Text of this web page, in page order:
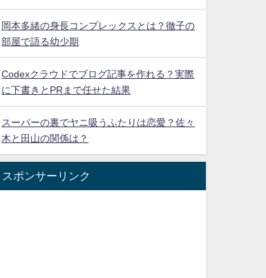
岡本多緒の身長コンプレックスとは？徹子の
部屋で語る幼少期
Codexクラウドでブログ記事を作れる？実際
に下書きとPRまで任せた結果
スーパーの裏でヤニ吸うふたりは恋愛？佐々
木と田山の関係は？
スポンサーリンク